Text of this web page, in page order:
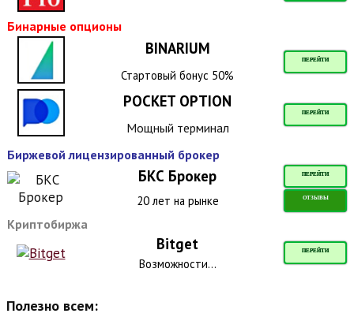
Бинарные опционы
BINARIUM
ПЕРЕЙТИ
Стартовый бонус 50%
POCKET OPTION
ПЕРЕЙТИ
Мощный терминал
Биржевой лицензированный брокер
БКС Брокер ПЕРЕЙТИ
20 лет на рынке ОТЗЫВЫ
Криптобиржа
Bitget ПЕРЕЙТИ
Возможности...
Полезно всем: